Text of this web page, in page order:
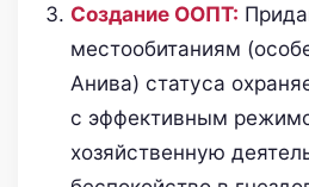
Создание ООПТ:
местообитаниям
Анива) статуса
с эффективным
хозяйственную